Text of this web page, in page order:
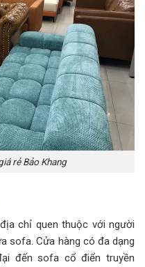
rẻ Bảo Khang
chỉ quen thuộc với người
sofa. Cửa hàng có đa dạng
đến sofa cổ điển truyền